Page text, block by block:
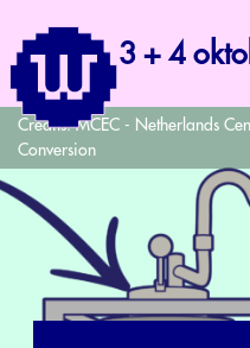
3 + 4
Credits:MCEC - Netherlands
Conversion